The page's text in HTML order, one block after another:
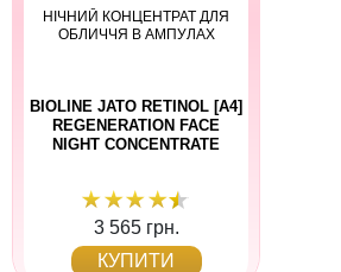
НІЧНИЙ КОНЦЕНТРАТ ДЛЯ
ОБЛИЧЧЯ В АМПУЛАХ
BIOLINE JATO RETINOL [A4]
REGENERATION FACE
NIGHT CONCENTRATE
3 565 грн.
КУПИТИ